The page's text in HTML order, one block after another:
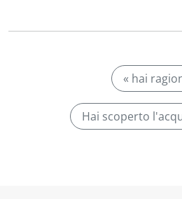
« hai
Hai scoperto